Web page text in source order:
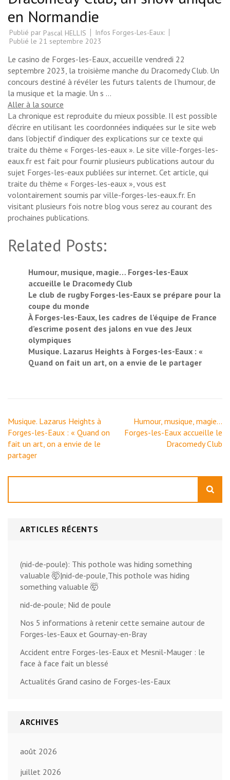
en Normandie
Publié par Pascal HELLIS
Infos Forges-Les-Eaux:
Publié le 21 septembre 2023
Le casino de Forges-les-Eaux, accueille vendredi 22
septembre 2023, la troisième manche du Dracomedy Club. Un
concours destiné à révéler les futurs talents de l’humour, de
la musique et la magie. Un s …
Aller à la source
La chronique est reproduite du mieux possible. Il est possible
d’écrire en utilisant les coordonnées indiquées sur le site web
dans l’objectif d’indiquer des explications sur ce texte qui
traite du thème « Forges-les-eaux ». Le site ville-forges-les-
eaux.fr est fait pour fournir plusieurs publications autour du
sujet Forges-les-eaux publiées sur internet. Cet article, qui
traite du thème « Forges-les-eaux », vous est
volontairement soumis par ville-forges-les-eaux.fr. En
visitant plusieurs fois notre blog vous serez au courant des
prochaines publications.
Related Posts:
Humour, musique, magie… Forges-les-Eaux
accueille le Dracomedy Club
Le club de rugby Forges-les-Eaux se prépare pour la
coupe du monde
À Forges-les-Eaux, les cadres de l’équipe de France
d’escrime posent des jalons en vue des Jeux
olympiques
Musique. Lazarus Heights à Forges-les-Eaux : «
Quand on fait un art, on a envie de le partager
Navigation
de
l’article
Musique. Lazarus Heights à
Forges-les-Eaux : « Quand on
fait un art, on a envie de le
partager
Humour, musique, magie…
Forges-les-Eaux accueille le
Dracomedy Club
ARTICLES RÉCENTS
(nid-de-poule): This pothole was hiding something
valuable 🤯|nid-de-poule,This pothole was hiding
something valuable 🤯
nid-de-poule; Nid de poule
Nos 5 informations à retenir cette semaine autour de
Forges-les-Eaux et Gournay-en-Bray
Accident entre Forges-les-Eaux et Mesnil-Mauger : le
face à face fait un blessé
Actualités Grand casino de Forges-les-Eaux
ARCHIVES
août 2026
juillet 2026